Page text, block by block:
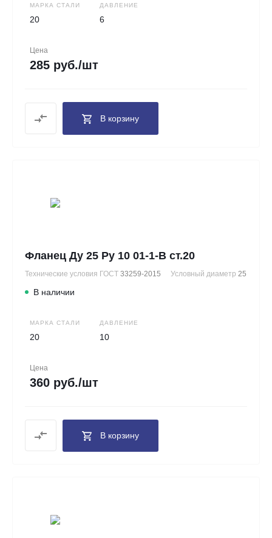
МАРКА СТАЛИ
20
ДАВЛЕНИЕ
6
Цена
285 руб./шт
В корзину
Фланец Ду 25 Ру 10 01-1-В ст.20
Технические условия ГОСТ 33259-2015 Условный диаметр 25
В наличии
МАРКА СТАЛИ
20
ДАВЛЕНИЕ
10
Цена
360 руб./шт
В корзину